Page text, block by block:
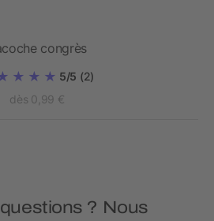
congrès
5/5 (2)
dès 0,99 €
? Nous